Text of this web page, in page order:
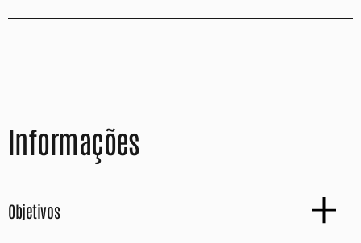
Informações
Objetivos